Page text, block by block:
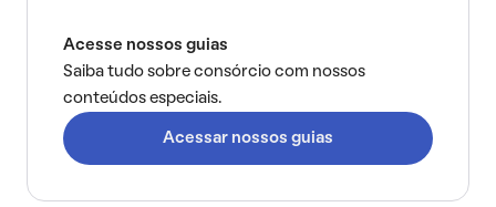
Acesse nossos guias
Saiba tudo sobre consórcio com nossos
conteúdos especiais.
Acessar nossos guias